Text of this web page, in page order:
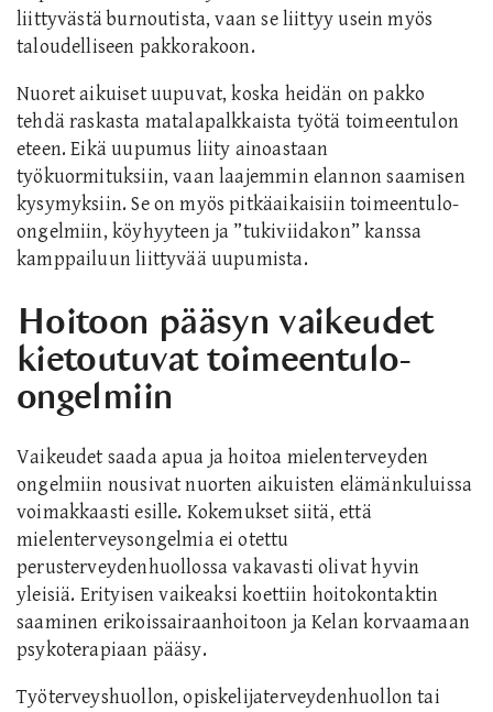
liittyvästä burnoutista, vaan se liittyy usein myös
taloudelliseen pakkorakoon.
Nuoret aikuiset uupuvat, koska heidän on pakko
tehdä raskasta matalapalkkaista työtä toimeentulon
eteen. Eikä uupumus liity ainoastaan
työkuormituksiin, vaan laajemmin elannon saamisen
kysymyksiin. Se on myös pitkäaikaisiin toimeentulo-
ongelmiin, köyhyyteen ja ”tukiviidakon” kanssa
kamppailuun liittyvää uupumista.
Hoitoon pääsyn vaikeudet
kietoutuvat toimeentulo-
ongelmiin
Vaikeudet saada apua ja hoitoa mielenterveyden
ongelmiin nousivat nuorten aikuisten elämänkuluissa
voimakkaasti esille. Kokemukset siitä, että
mielenterveysongelmia ei otettu
perusterveydenhuollossa vakavasti olivat hyvin
yleisiä. Erityisen vaikeaksi koettiin hoitokontaktin
saaminen erikoissairaanhoitoon ja Kelan korvaamaan
psykoterapiaan pääsy.
Työterveyshuollon, opiskelijaterveydenhuollon tai